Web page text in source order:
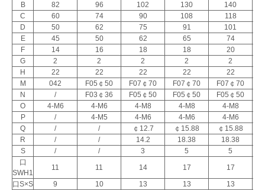
B
82 96 102 130
140
C
60 74 90 108
118
D
50 62 75 91
101
E
45 50 62 65
74
F
14 16 18 18
20
G
2 2 2 2
2
H
22 22 22 22
22
M
042 F05￠50 F07￠70 F07￠70 F07￠70
N
/ F03￠36 F05￠50 F05￠50 F05￠50
O
4-M6 4-M6 4-M8 4-M8 4-M8
P
/ 4-M5 4-M6 4-M6
4-M6
Q
/ / ￠12.7 ￠15.88 ￠15.88
R
/ / 14.2 18.38
18.38
S
/ / 3 5
5
口
SWH1
11 11 14 17
17
口S×S
9 10 13 13 13